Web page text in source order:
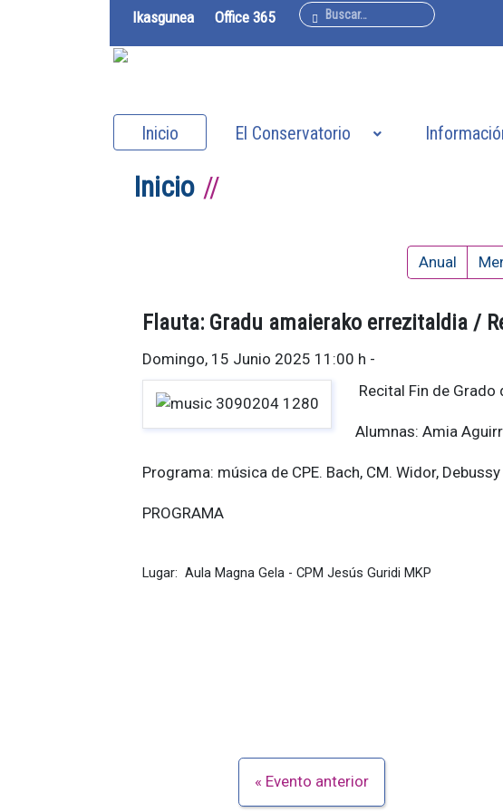
Ikasgunea Office 365 Buscar
Inicio El Conservatorio
Inicio
Anual
Flauta: Gradu amaierako errezitaldia /
Domingo, 15 Junio 2025 11:00 h -
Recital Fin de Grado
Alumnas: Amia
Programa: música de CPE. Bach, CM. Widor, Debussy
PROGRAMA
Lugar: Aula Magna Gela - CPM Jesús Guridi MKP
Evento anterior